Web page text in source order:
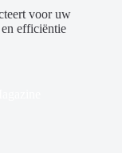
voor uw
efficiëntie